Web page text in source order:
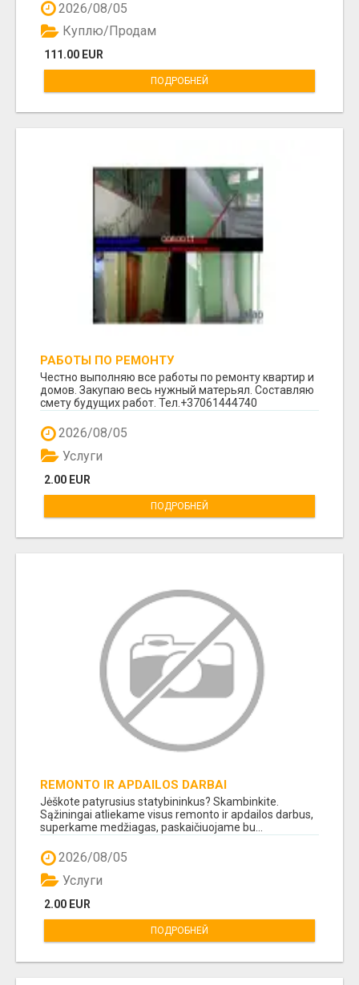
2026/08/05
111.00 EUR
Куплю/Продам
ПОДРОБНЕЙ
РАБОТЫ ПО РЕМОНТУ
Честно выполняю все работы по ремонту квартир и
домов. Закупаю весь нужный матерьял. Составляю
смету будущих работ. Тел.+37061444740
2026/08/05
2.00 EUR
Услуги
ПОДРОБНЕЙ
REMONTO IR APDAILOS DARBAI
Jėškote patyrusius statybininkus? Skambinkite.
Sąžiningai atliekame visus remonto ir apdailos darbus,
superkame medžiagas, paskaičiuojame bu...
2026/08/05
2.00 EUR
Услуги
ПОДРОБНЕЙ